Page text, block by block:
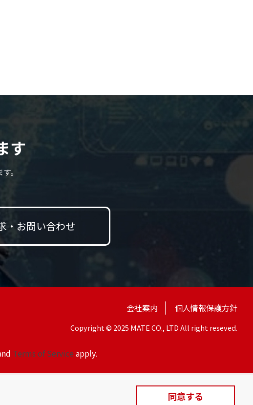
す
。
・お問い合わせ
会社案内 個人情報保護方針
Copyright © 2025 MATE CO., LTD All right reseved.
Terms of Service apply.
同意する